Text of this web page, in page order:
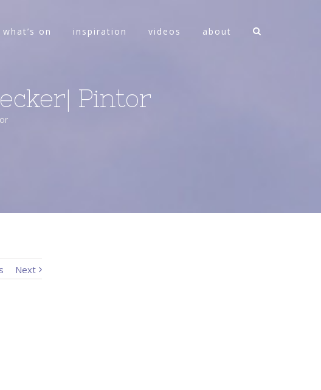
what’s on inspiration videos about
Pintor
Next